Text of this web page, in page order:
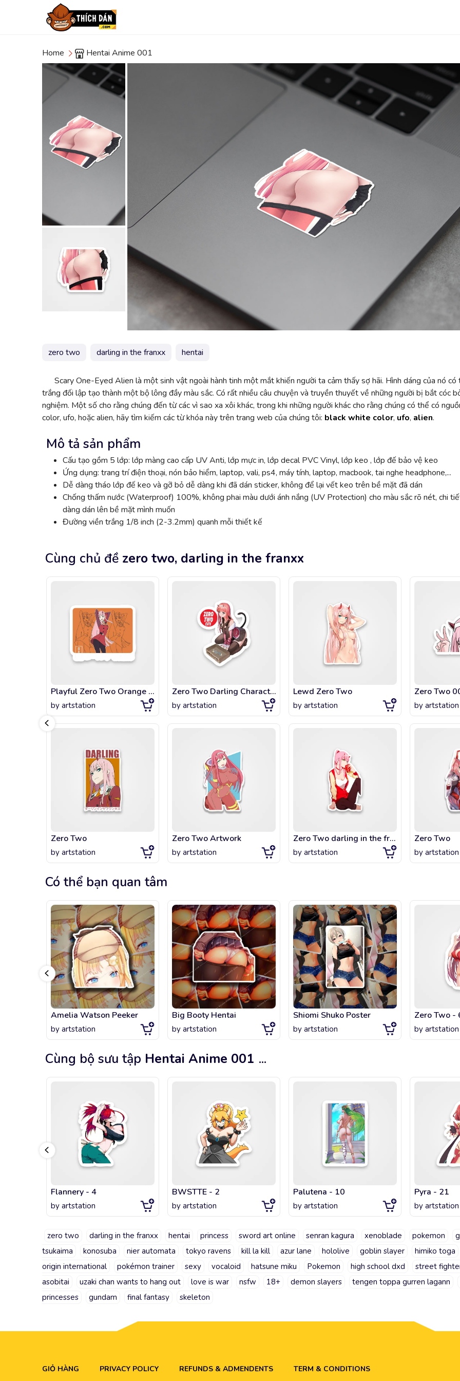
Home Hentai Anime 001
zero two darling in the franxx hentai
Scary One-Eyed Alien là một sinh vật ngoài hành tinh một mắt khiến người ta cảm thấy sợ hãi. Hình dáng của nó
trắng đối lập tạo thành một bộ lông đầy màu sắc. Có rất nhiều câu chuyện và truyền thuyết về những người bị bắt cóc
nghiệm. Một số cho rằng chúng đến từ các vì sao xa xôi khác, trong khi những người khác cho rằng chúng có thể có
color, ufo, hoặc alien, hãy tìm kiếm các từ khóa này trên trang web của chúng tôi: black white color, ufo, alien.
Mô tả sản phẩm
Cấu tạo gồm 5 lớp: lớp màng cao cấp UV Anti, lớp mực in, lớp decal PVC Vinyl, lớp keo , lớp đế bảo vệ keo
Ứng dụng: trang trí điện thoại, nón bảo hiểm, laptop, vali, ps4, máy tính, laptop, macbook, tai nghe headphone,...
Dễ dàng tháo lớp đế keo và gỡ bỏ dễ dàng khi đã dán sticker, không để lại vết keo trên bề mặt đã dán
Chống thấm nước (Waterproof) 100%, không phai màu dưới ánh nắng (UV Protection) cho màu sắc rõ nét, chi
dàng dán lên bề mặt mình muốn
Đường viền trắng 1/8 inch (2-3.2mm) quanh mỗi thiết kế
Cùng chủ đề zero two, darling in the franxx
Playful Zero Two Orange version
by artstation
Zero Two
by artstation
Zero Two Darling Characted 2
by artstation
Zero Two Artwork
by artstation
Lewd Zero Two
by artstation
Zero Two darling in the franxx, anime
by artstation
by artstation
Zero Two
by artstation
Có thể bạn quan tâm
Amelia Watson Peeker
by artstation
Big Booty Hentai
by artstation
Shiomi Shuko Poster
by artstation
Zero Two -
by artstation
Cùng bộ sưu tập Hentai Anime 001 ...
Flannery - 4
by artstation
BWSTTE - 2
by artstation
Palutena - 10
by artstation
Pyra - 21
by artstation
zero two darling in the franxx hentai princess sword art online senran kagura xenoblade pokemon
tsukaima
konosuba nier automata tokyo ravens kill la kill azur lane hololive goblin slayer himiko toga
origin international
pokémon trainer sexy vocaloid hatsune miku Pokemon high school dxd street
asobitai
uzaki chan wants to hang out love is war nsfw 18+ demon slayers tengen toppa gurren lagann
princesses
gundam final fantasy skeleton
GIỎ HÀNG PRIVACY POLICY REFUNDS & ADMENDENTS TERM & CONDITIONS